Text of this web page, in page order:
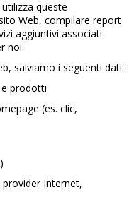
queste
Web, compilare report
aggiuntivi associati
noi.
salviamo i seguenti dati:
prodotti
(es. clic,
Internet,